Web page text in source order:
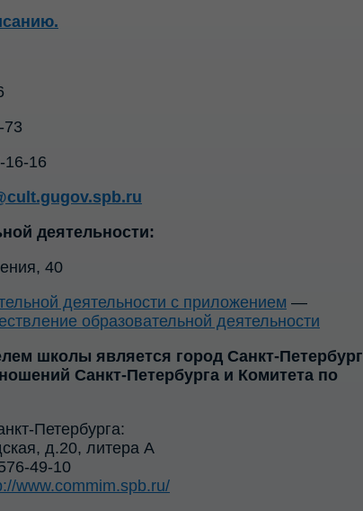
73
16-16
деятельности:
40
деятельности с приложением —
образовательной деятельности
школы является город Санкт-Петербург
Санкт-Петербурга и Комитета по
Петербурга:
д.20, литера А
49-10
www.commim.spb.ru/